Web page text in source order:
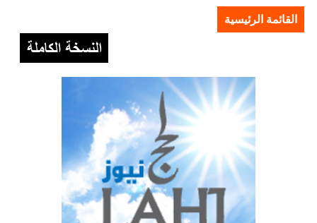
القائمة الرئيسية